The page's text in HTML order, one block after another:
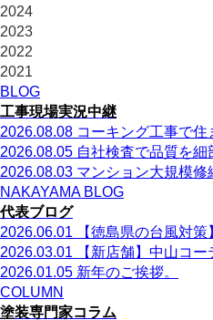
2024
2023
2022
2021
BLOG
工事現場実況中継
2026.08.08 コーキング工事で住
2026.08.05 自社検査で品質を細
2026.08.03 マンション大規模修
NAKAYAMA BLOG
代表ブログ
2026.06.01
【徳島県の台風対
2026.03.01
【新店舗】中山コ
2026.01.05 新年のご挨拶。
COLUMN
塗装専門家コラム